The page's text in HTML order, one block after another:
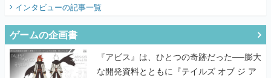
インタビューの記事一覧
ゲームの企画書
『アビス』は、ひとつの奇跡だった──膨大
な開発資料とともに『テイルズ オブ ジ ア